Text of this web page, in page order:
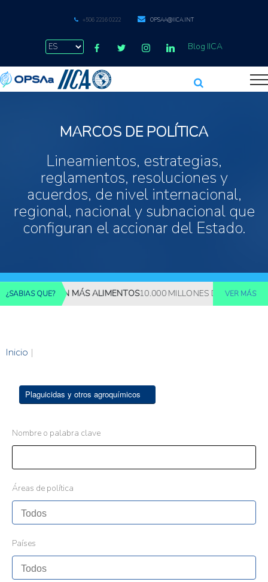
+506 2216 0222 OPSAA@IICA.INT
Blog IICA
MARCOS DE POLÍTICA
Lineamientos, estrategias,
reglamentos, resoluciones y
acuerdos, de nivel internacional,
regional, nacional y subnacional que
configuran el accionar del Estado.
¿SABIAS QUE?MÁS ALIMENTOS10.000 MILLONES DE PERSONAS
VER MÁS
Inicio |
Plaguicidas y otros agroquímicos
Nombre o palabra clave
Áreas de política
Países